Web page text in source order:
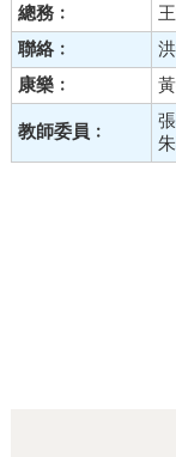
總務﹕
聯絡﹕
康樂﹕
教師委員﹕